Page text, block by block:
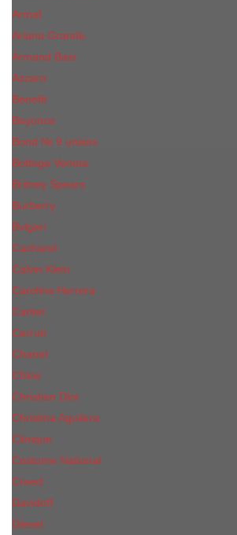
Armaf
Ariana Grande
Armand Basi
Azzaro
Benefit
Beyonce
Bond № 9 unisex
Bottega Veneta
Britney Spears
Burberry
Bvlgari
Cacharel
Calvin Klein
Carolina Herrera
Cartier
Cerruti
Сhanеl
Chloe
Christian Dior
Christina Aguilera
Сliniquе
Costume National
Creed
Davidoff
Diesel